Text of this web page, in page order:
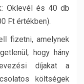
Oklevél és 40 db
Ft értékben).
fizetni, amelynek
hogy hány
díjakat a
költségek